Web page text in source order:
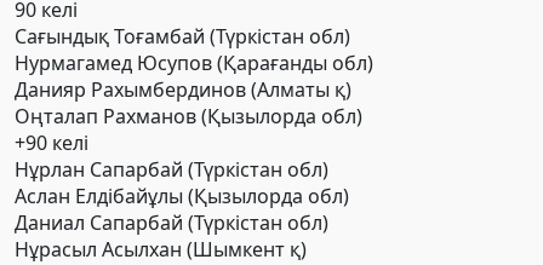
90 келі
Сағындық Тоғамбай (Түркістан обл)
Нурмагамед Юсупов (Қарағанды обл)
Данияр Рахымбердинов (Алматы қ)
Оңталап Рахманов (Қызылорда обл)
+90 келі
Нұрлан Сапарбай (Түркістан обл)
Аслан Елдібайұлы (Қызылорда обл)
Даниал Сапарбай (Түркістан обл)
Нұрасыл Асылхан (Шымкент қ)